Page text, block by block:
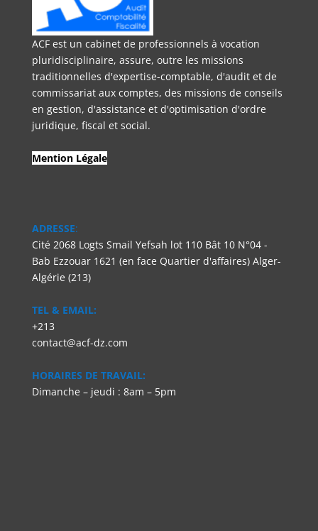
ACF est un cabinet de professionnels à vocation
pluridisciplinaire, assure, outre les missions
traditionnelles d'expertise-comptable, d'audit et de
commissariat aux comptes, des missions de conseils
en gestion, d'assistance et d'optimisation d'ordre
juridique, fiscal et social.
Mention Légale
ADRESSE:
Cité 2068 Logts Smail Yefsah lot 110 Bât 10 N°04 -
Bab Ezzouar 1621 (en face Quartier d'affaires) Alger-
Algérie (213)
TEL & EMAIL:
+213
contact@acf-dz.com
HORAIRES DE TRAVAIL:
Dimanche – jeudi : 8am – 5pm